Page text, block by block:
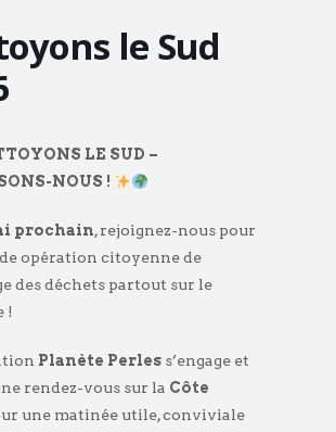
le Sud
LE SUD –
NOUS !
prochain, rejoignez-nous pour
opération citoyenne de
des déchets partout sur le
!
Planète Perles s’engage et
rendez-vous sur la Côte
une matinée utile, conviviale